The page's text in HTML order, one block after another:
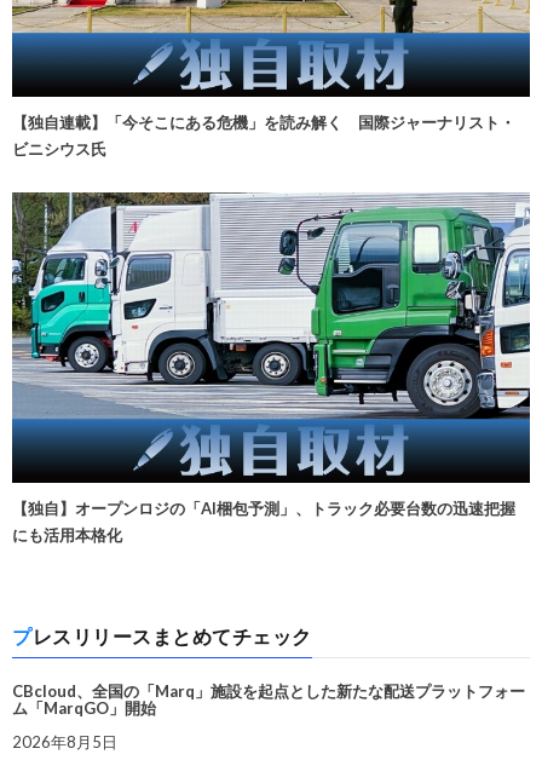
【独自連載】「今そこにある危機」を読み解く 国際ジャーナリスト・
ビニシウス氏
【独自】オープンロジの「AI梱包予測」、トラック必要台数の迅速把握
にも活用本格化
プレスリリースまとめてチェック
CBcloud、全国の「Marq」施設を起点とした新たな配送プラットフォー
ム「MarqGO」開始
2026年8月5日